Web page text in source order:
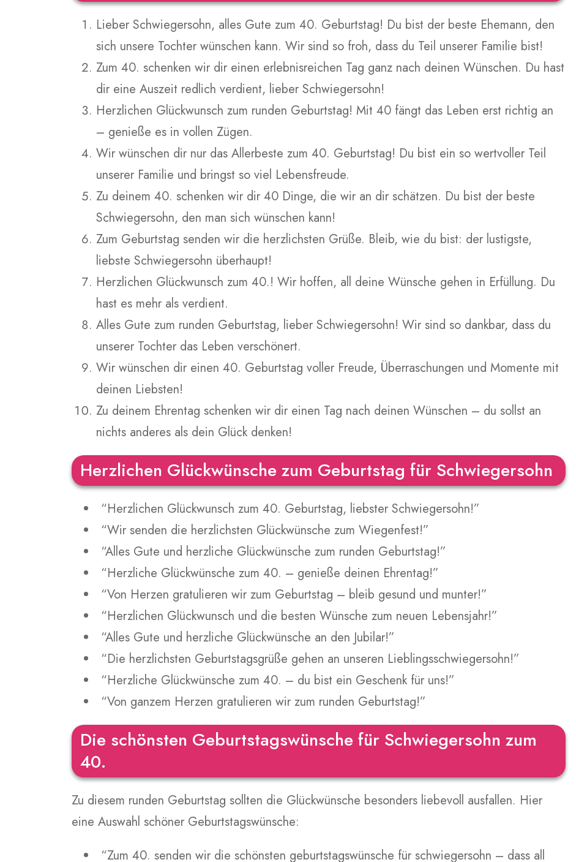
Lieber Schwiegersohn, alles Gute zum 40. Geburtstag! Du bist der beste Ehemann, den
sich unsere Tochter wünschen kann. Wir sind so froh, dass du Teil unserer Familie bist!
Zum 40. schenken wir dir einen erlebnisreichen Tag ganz nach deinen Wünschen. Du hast
dir eine Auszeit redlich verdient, lieber Schwiegersohn!
Herzlichen Glückwunsch zum runden Geburtstag! Mit 40 fängt das Leben erst richtig an
– genieße es in vollen Zügen.
Wir wünschen dir nur das Allerbeste zum 40. Geburtstag! Du bist ein so wertvoller Teil
unserer Familie und bringst so viel Lebensfreude.
Zu deinem 40. schenken wir dir 40 Dinge, die wir an dir schätzen. Du bist der beste
Schwiegersohn, den man sich wünschen kann!
Zum Geburtstag senden wir die herzlichsten Grüße. Bleib, wie du bist: der lustigste,
liebste Schwiegersohn überhaupt!
Herzlichen Glückwunsch zum 40.! Wir hoffen, all deine Wünsche gehen in Erfüllung. Du
hast es mehr als verdient.
Alles Gute zum runden Geburtstag, lieber Schwiegersohn! Wir sind so dankbar, dass du
unserer Tochter das Leben verschönert.
Wir wünschen dir einen 40. Geburtstag voller Freude, Überraschungen und Momente mit
deinen Liebsten!
Zu deinem Ehrentag schenken wir dir einen Tag nach deinen Wünschen – du sollst an
nichts anderes als dein Glück denken!
Herzlichen Glückwünsche zum Geburtstag für Schwiegersohn
“Herzlichen Glückwunsch zum 40. Geburtstag, liebster Schwiegersohn!”
“Wir senden die herzlichsten Glückwünsche zum Wiegenfest!”
“Alles Gute und herzliche Glückwünsche zum runden Geburtstag!”
“Herzliche Glückwünsche zum 40. – genieße deinen Ehrentag!”
“Von Herzen gratulieren wir zum Geburtstag – bleib gesund und munter!”
“Herzlichen Glückwunsch und die besten Wünsche zum neuen Lebensjahr!”
“Alles Gute und herzliche Glückwünsche an den Jubilar!”
“Die herzlichsten Geburtstagsgrüße gehen an unseren Lieblingsschwiegersohn!”
“Herzliche Glückwünsche zum 40. – du bist ein Geschenk für uns!”
“Von ganzem Herzen gratulieren wir zum runden Geburtstag!”
Die schönsten Geburtstagswünsche für Schwiegersohn zum
40.
Zu diesem runden Geburtstag sollten die Glückwünsche besonders liebevoll ausfallen. Hier
eine Auswahl schöner Geburtstagswünsche:
“Zum 40. senden wir die schönsten geburtstagswünsche für schwiegersohn – dass all